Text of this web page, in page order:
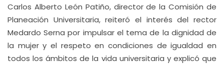
Carlos Alberto León Patiño, director de la Comisión de
Planeación Universitaria, reiteró el interés del rector
Medardo Serna por impulsar el tema de la dignidad de
la mujer y el respeto en condiciones de igualdad en
todos los ámbitos de la vida universitaria y explicó que